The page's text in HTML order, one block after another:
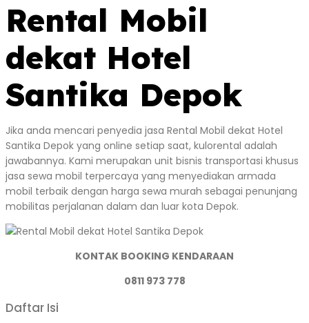
Rental Mobil
dekat Hotel
Santika Depok
Jika anda mencari penyedia jasa Rental Mobil dekat Hotel
Santika Depok yang online setiap saat, kulorental adalah
jawabannya. Kami merupakan unit bisnis transportasi khusus
jasa sewa mobil terpercaya yang menyediakan armada
mobil terbaik dengan harga sewa murah sebagai penunjang
mobilitas perjalanan dalam dan luar kota Depok.
KONTAK BOOKING KENDARAAN
0811 973 778
Daftar Isi